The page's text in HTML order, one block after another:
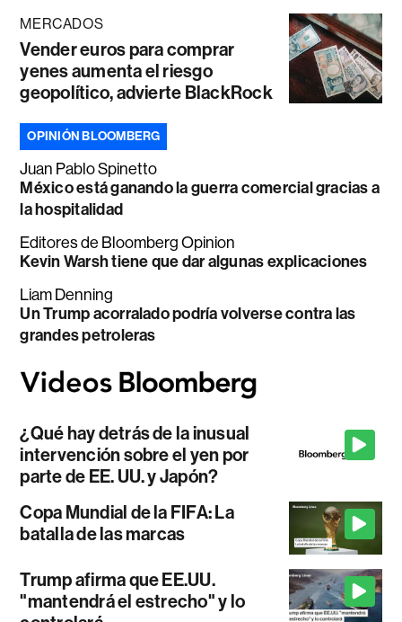
MERCADOS
Vender euros para comprar
yenes aumenta el riesgo
geopolítico, advierte BlackRock
OPINIÓN BLOOMBERG
Juan Pablo Spinetto
México está ganando la guerra comercial gracias a
la hospitalidad
Editores de Bloomberg Opinion
Kevin Warsh tiene que dar algunas explicaciones
Liam Denning
Un Trump acorralado podría volverse contra las
grandes petroleras
¿Qué hay detrás de la inusual
intervención sobre el yen por
parte de EE. UU. y Japón?
Copa Mundial de la FIFA: La
batalla de las marcas
Trump afirma que EE.UU.
"mantendrá el estrecho" y lo